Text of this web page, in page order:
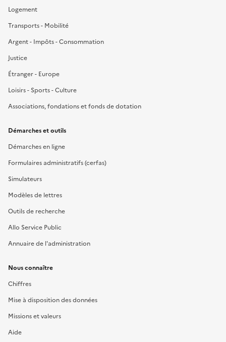
Logement
Transports - Mobilité
Argent - Impôts - Consommation
Justice
Étranger - Europe
Loisirs - Sports - Culture
Associations, fondations et fonds de dotation
Démarches et outils
Démarches en ligne
Formulaires administratifs (cerfas)
Simulateurs
Modèles de lettres
Outils de recherche
Allo Service Public
Annuaire de l'administration
Nous connaître
Chiffres
Mise à disposition des données
Missions et valeurs
Aide